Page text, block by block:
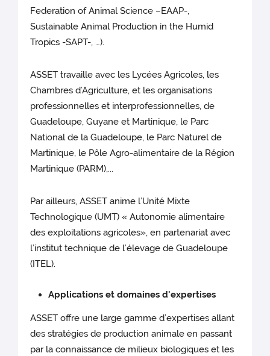
Federation of Animal Science –EAAP-,
Sustainable Animal Production in the Humid
Tropics -SAPT-, …).
ASSET travaille avec les Lycées Agricoles, les
Chambres d’Agriculture, et les organisations
professionnelles et interprofessionnelles, de
Guadeloupe, Guyane et Martinique, le Parc
National de la Guadeloupe, le Parc Naturel de
Martinique, le Pôle Agro-alimentaire de la Région
Martinique (PARM),...
Par ailleurs, ASSET anime l’Unité Mixte
Technologique (UMT) « Autonomie alimentaire
des exploitations agricoles», en partenariat avec
l’institut technique de l’élevage de Guadeloupe
(ITEL).
Applications et domaines d'expertises
ASSET offre une large gamme d’expertises allant
des stratégies de production animale en passant
par la connaissance de milieux biologiques et les